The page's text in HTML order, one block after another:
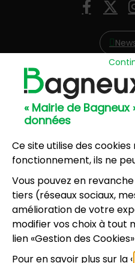
« Mairie de
données
Ce site utilise des
fonctionnement, ils ne
Vous pouvez en
tiers (réseaux sociaux,
amélioration de votre
modifier vos choix à tout
lien «Gestion des
Pour en savoir plus sur la «
X
Hôtel
57, avenue Henri
01
8, résidence du Port
01
NOUS
Horaires d’ouverture:
Lundi, mercredi,